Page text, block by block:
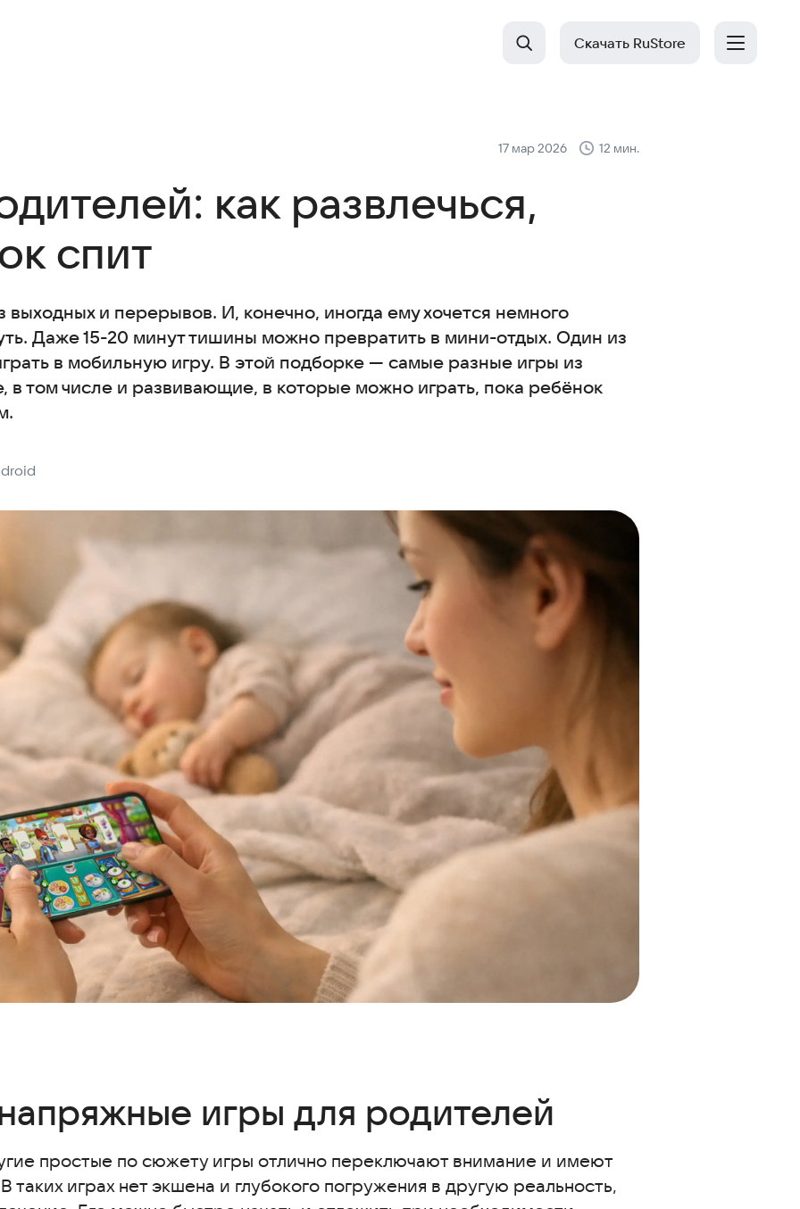
Скачать RuStore
17 мар 2026 12 мин.
как развлечься,
спит
выходных и перерывов. И, конечно, иногда ему хочется немного
Даже 15-20 минут тишины можно превратить в мини-отдых. Один из
в мобильную игру. В этой подборке — самые разные игры из
в том числе и развивающие, в которые можно играть, пока ребёнок
головоломки офлайн
игры для родителей
простые по сюжету игры отлично переключают внимание и имеют
таких играх нет экшена и глубокого погружения в другую реальность,